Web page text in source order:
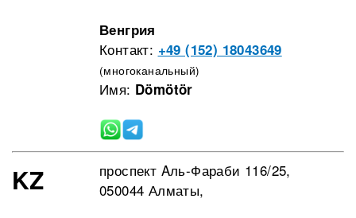
Венгрия
Контакт: +49 (152) 18043649
(многоканальный)
Имя: Dömötör
KZ
проспект Aль-Фараби 116/25,
050044 Алматы,